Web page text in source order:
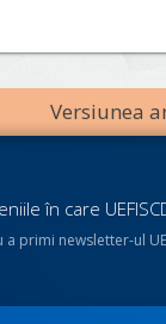
Versiunea
în care
primi newsletter-ul